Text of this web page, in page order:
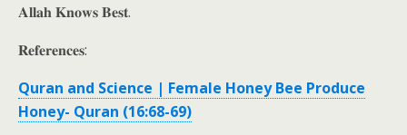
𝐀𝐥𝐥𝐚𝐡 𝐊𝐧𝐨𝐰𝐬 𝐁𝐞𝐬𝐭.
𝐑𝐞𝐟𝐞𝐫𝐞𝐧𝐜𝐞𝐬:
Quran and Science | Female Honey Bee Produce
Honey- Quran (16:68-69)